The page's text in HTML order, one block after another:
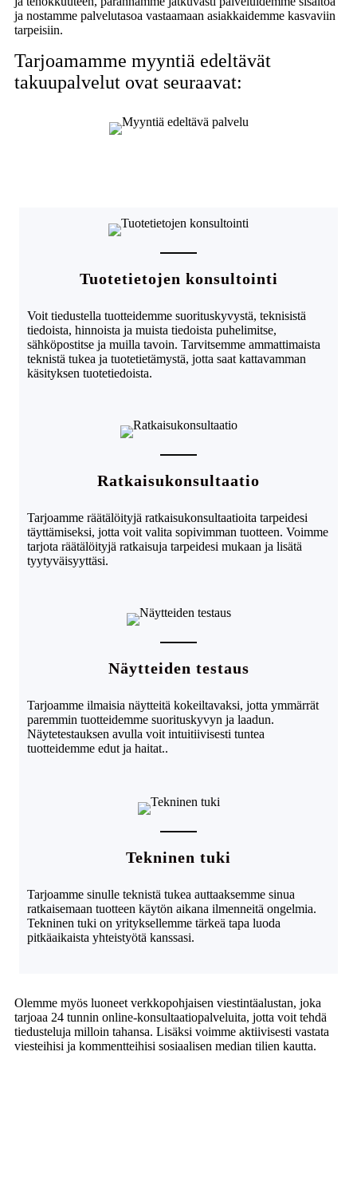
ja nostamme palvelutasoa vastaamaan asiakkaidemme kasvaviin
tarpeisiin.
Tarjoamamme myyntiä edeltävät
takuupalvelut ovat seuraavat:
Tuotetietojen konsultointi
Voit tiedustella tuotteidemme suorituskyvystä, teknisistä
tiedoista, hinnoista ja muista tiedoista puhelimitse,
sähköpostitse ja muilla tavoin. Tarvitsemme ammattimaista
teknistä tukea ja tuotetietämystä, jotta saat kattavamman
käsityksen tuotetiedoista.
Ratkaisukonsultaatio
Tarjoamme räätälöityjä ratkaisukonsultaatioita tarpeidesi
täyttämiseksi, jotta voit valita sopivimman tuotteen. Voimme
tarjota räätälöityjä ratkaisuja tarpeidesi mukaan ja lisätä
tyytyväisyyttäsi.
Näytteiden testaus
Tarjoamme ilmaisia ​​näytteitä kokeiltavaksi, jotta ymmärrät
paremmin tuotteidemme suorituskyvyn ja laadun.
Näytetestauksen avulla voit intuitiivisesti tuntea
tuotteidemme edut ja haitat..
Tekninen tuki
Tarjoamme sinulle teknistä tukea auttaaksemme sinua
ratkaisemaan tuotteen käytön aikana ilmenneitä ongelmia.
Tekninen tuki on yrityksellemme tärkeä tapa luoda
pitkäaikaista yhteistyötä kanssasi.
Olemme myös luoneet verkkopohjaisen viestintäalustan, joka
tarjoaa 24 tunnin online-konsultaatiopalveluita, jotta voit tehdä
tiedusteluja milloin tahansa. Lisäksi voimme aktiivisesti vastata
viesteihisi ja kommentteihisi sosiaalisen median tilien kautta.